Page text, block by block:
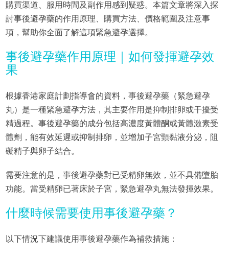
購買渠道、服用時間及副作用感到疑惑。本篇文章將深入探
討事後避孕藥的作用原理、購買方法、價格範圍及注意事
項，幫助你全面了解這項緊急避孕選擇。
事後避孕藥作用原理｜如何發揮避孕效
果
根據香港家庭計劃指導會的資料，事後避孕藥（緊急避孕
丸）是一種緊急避孕方法，其主要作用是抑制排卵或干擾受
精過程。事後避孕藥的成分包括高濃度黃體酮或黃體激素受
體劑，能有效延遲或抑制排卵，並增加子宮頸黏液分泌，阻
礙精子與卵子結合。
需要注意的是，事後避孕藥對已受精卵無效，並不具備墮胎
功能。當受精卵已著床於子宮，緊急避孕丸無法發揮效果。
什麼時候需要使用事後避孕藥？
以下情況下建議使用事後避孕藥作為補救措施：